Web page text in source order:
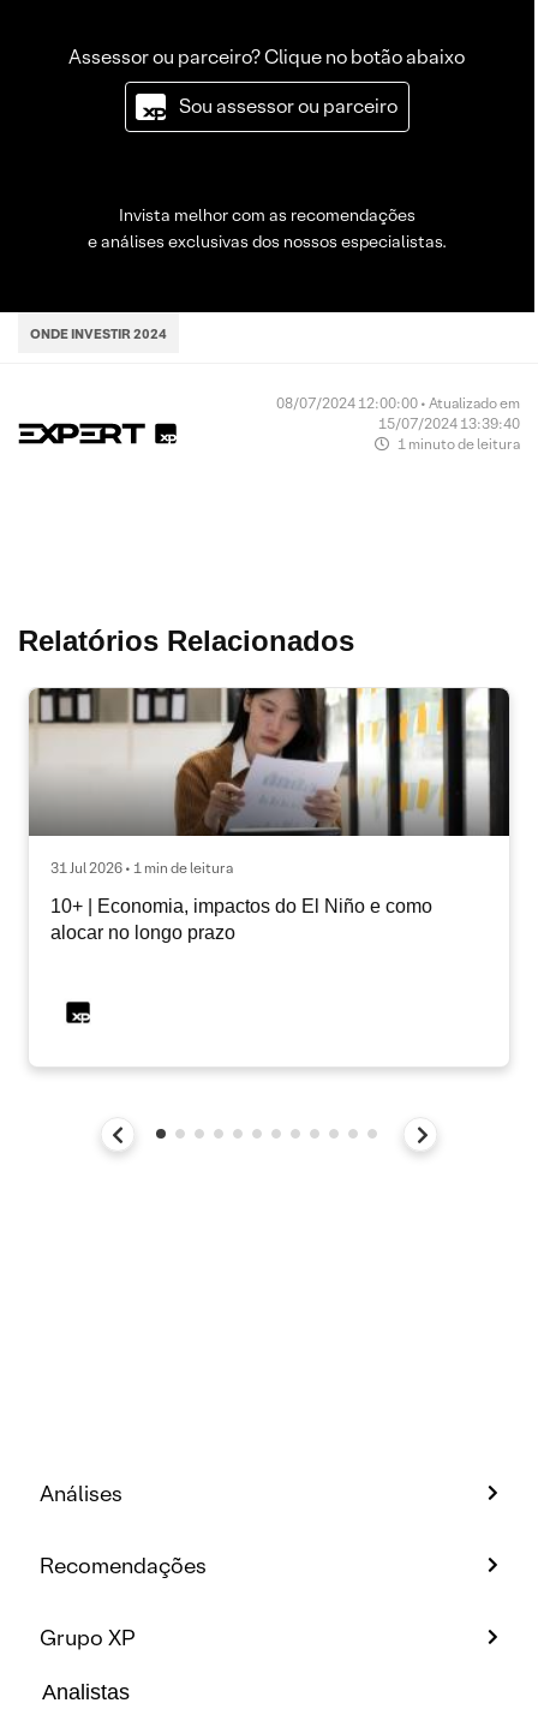
Assessor ou parceiro? Clique no botão abaixo
Sou assessor ou parceiro
Invista melhor com as recomendações
e análises exclusivas dos nossos especialistas.
ONDE INVESTIR 2024
08/07/2024 12:00:00 • Atualizado em
15/07/2024 13:39:40
1 minuto de leitura
Relatórios Relacionados
31 Jul 2026 • 1 min de leitura
10+ | Economia, impactos do El Niño e como
alocar no longo prazo
Análises
Recomendações
Grupo XP
Analistas